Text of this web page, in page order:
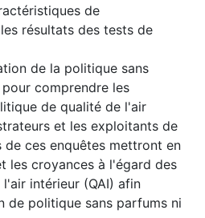
de
résultats des tests de
de la politique sans
comprendre les
de qualité de l'air
et les exploitants de
de ces enquêtes mettront en
les croyances à l'égard des
intérieur (QAI) afin
de politique sans parfums ni